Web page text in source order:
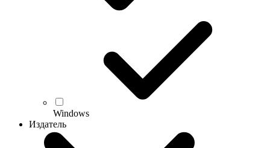
Windows
Издатель